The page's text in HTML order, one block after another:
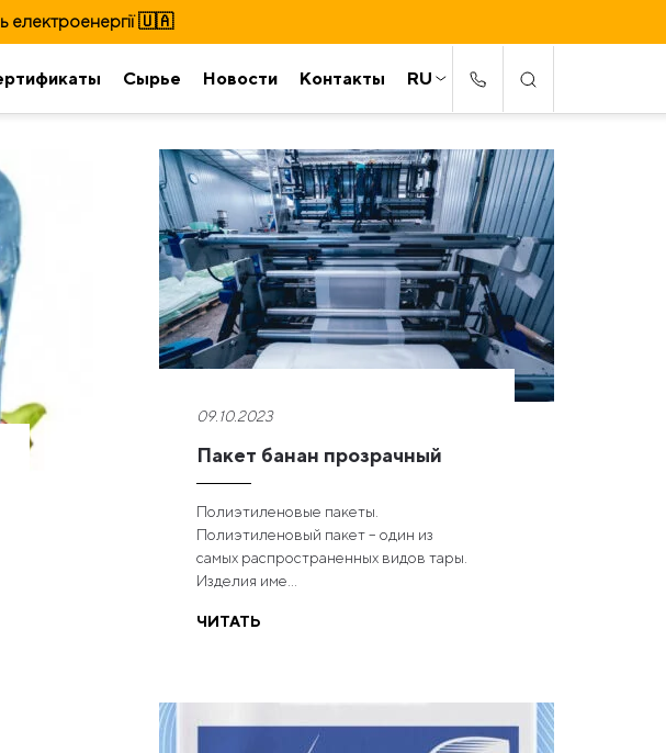
електроенергії 🇺🇦
Сырье Новости Контакты RU
09.10.2023
Пакет банан прозрачный
Полиэтиленовые пакеты.
Полиэтиленовый пакет – один из
самых распространенных видов тары.
Изделия име...
ЧИТАТЬ